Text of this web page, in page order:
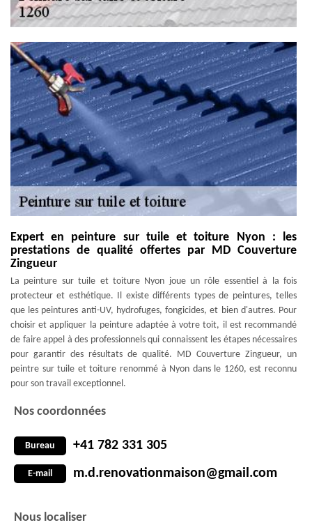
Expert en peinture sur tuile et toiture Nyon : les
prestations de qualité offertes par MD Couverture
Zingueur
La peinture sur tuile et toiture Nyon joue un rôle essentiel à la fois
protecteur et esthétique. Il existe différents types de peintures, telles
que les peintures anti-UV, hydrofuges, fongicides, et bien d'autres. Pour
choisir et appliquer la peinture adaptée à votre toit, il est recommandé
de faire appel à des professionnels qui connaissent les étapes nécessaires
pour garantir des résultats de qualité. MD Couverture Zingueur, un
peintre sur tuile et toiture renommé à Nyon dans le 1260, est reconnu
pour son travail exceptionnel.
Nos coordonnées
Bureau +41 782 331 305
E-mail m.d.renovationmaison@gmail.com
Nous localiser